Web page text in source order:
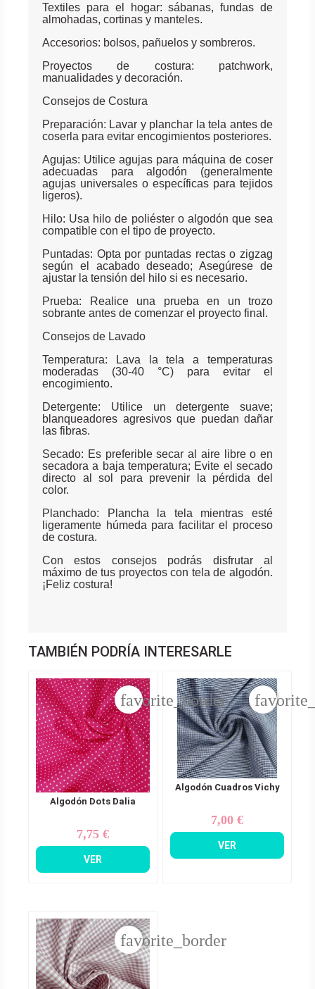
Textiles para el hogar: sábanas, fundas de
almohadas, cortinas y manteles.
Accesorios: bolsos, pañuelos y sombreros.
Proyectos de costura: patchwork,
manualidades y decoración.
Consejos de Costura
Preparación: Lavar y planchar la tela antes de
coserla para evitar encogimientos posteriores.
Agujas: Utilice agujas para máquina de coser
adecuadas para algodón (generalmente
agujas universales o específicas para tejidos
ligeros).
Hilo: Usa hilo de poliéster o algodón que sea
compatible con el tipo de proyecto.
Puntadas: Opta por puntadas rectas o zigzag
según el acabado deseado; Asegúrese de
ajustar la tensión del hilo si es necesario.
Prueba: Realice una prueba en un trozo
sobrante antes de comenzar el proyecto final.
Consejos de Lavado
Temperatura: Lava la tela a temperaturas
moderadas (30-40 °C) para evitar el
encogimiento.
Detergente: Utilice un detergente suave;
blanqueadores agresivos que puedan dañar
las fibras.
Secado: Es preferible secar al aire libre o en
secadora a baja temperatura; Evite el secado
directo al sol para prevenir la pérdida del
color.
Planchado: Plancha la tela mientras esté
ligeramente húmeda para facilitar el proceso
de costura.
Con estos consejos podrás disfrutar al
máximo de tus proyectos con tela de algodón.
¡Feliz costura!
TAMBIÉN PODRÍA INTERESARLE
Algodón Dots Dalia
Precio
7,75 €
VER
favorite_border
Algodón Cuadros Vichy
Precio
7,00 €
VER
favorite_border